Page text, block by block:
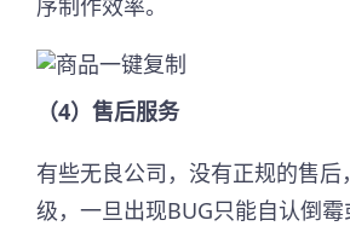
序制作效率。
（4）售后服务
有些无良公司，没有正规的售后
级，一旦出现BUG只能自认倒